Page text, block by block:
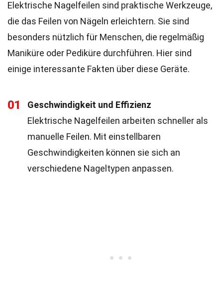
Elektrische Nagelfeilen sind praktische Werkzeuge,
die das Feilen von Nägeln erleichtern. Sie sind
besonders nützlich für Menschen, die regelmäßig
Maniküre oder Pediküre durchführen. Hier sind
einige interessante Fakten über diese Geräte.
01
Geschwindigkeit und Effizienz
Elektrische Nagelfeilen arbeiten schneller als
manuelle Feilen. Mit einstellbaren
Geschwindigkeiten können sie sich an
verschiedene Nageltypen anpassen.